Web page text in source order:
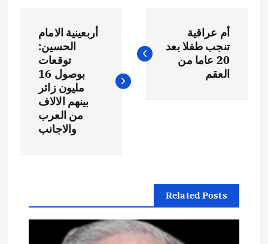
ص
ق
أم عراقية
تنجب طفلا بعد
20 عاما من
العقم
أربعينية الامام
الحسين:
توقعات
بوصول 16
مليون زائر
بينهم الالاف
من العرب
والاجانب
Related Posts